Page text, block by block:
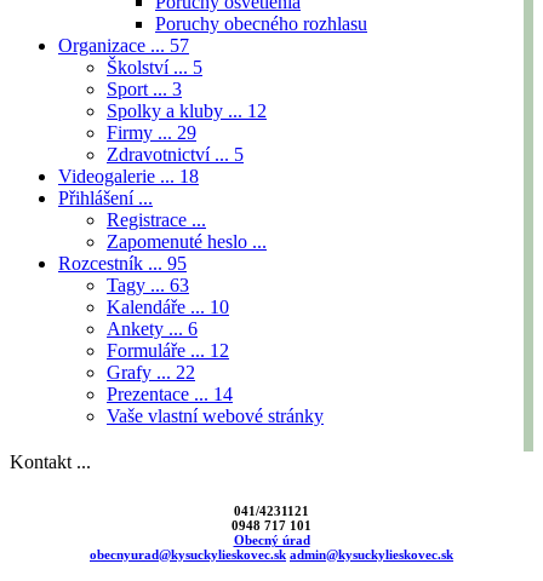
Poruchy obecného rozhlasu
Organizace ... 57
Školství ... 5
Sport ... 3
Spolky a kluby ... 12
Firmy ... 29
Zdravotnictví ... 5
Videogalerie ... 18
Přihlášení ...
Registrace ...
Zapomenuté heslo ...
Rozcestník ... 95
Tagy ... 63
Kalendáře ... 10
Ankety ... 6
Formuláře ... 12
Grafy ... 22
Prezentace ... 14
Vaše vlastní webové stránky
Kontakt ...
041/4231121
0948 717 101
Obecný úrad
obecnyurad@kysuckylieskovec.sk admin@kysuckylieskovec.sk